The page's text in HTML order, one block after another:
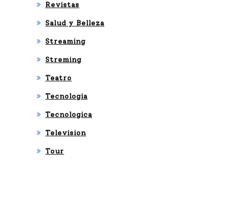
Revistas
Salud y Belleza
Streaming
Streming
Teatro
Tecnologia
Tecnologica
Television
Tour